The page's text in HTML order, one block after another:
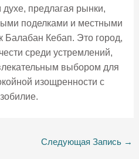
предлагая рынки,
поделками и местными
Балабан Кебап. Это город,
среди устремлений,
выбором для
изощренности с
Следующая Запись →